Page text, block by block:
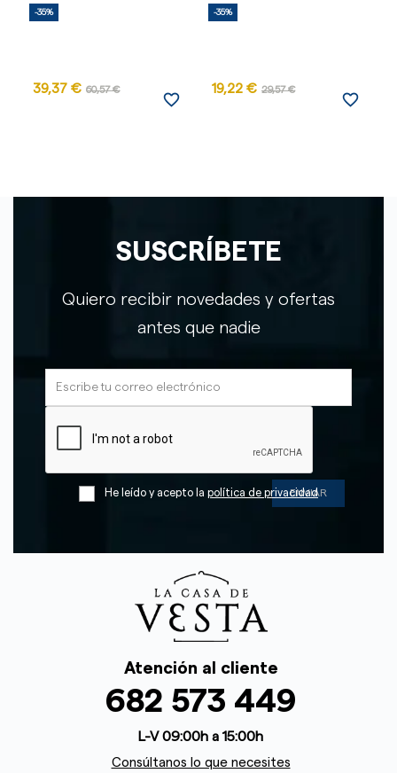
-35%
39,37 € 60,57 €
favorite_border
-35%
19,22 € 29,57 €
favorite_border
SUSCRÍBETE
Quiero recibir novedades y ofertas
antes que nadie
He leído y acepto la política de privacidad
Atención al cliente
682 573 449
L-V 09:00h a 15:00h
Consúltanos lo que necesites